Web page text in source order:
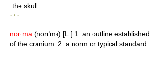
the skull.
* * *
nor·ma (norґmə) [L.] 1. an outline
of the cranium. 2. a norm or typical standard.